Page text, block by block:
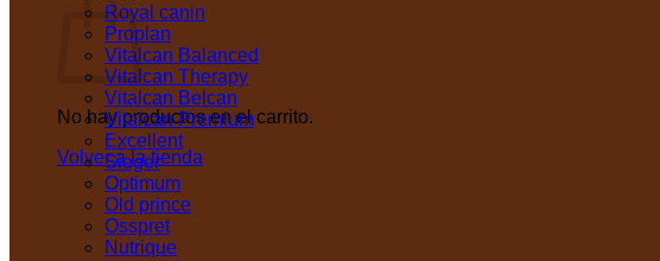
No hay productos en el carrito.
Volver a la tienda
Royal canin
Proplan
Vitalcan Balanced
Vitalcan Therapy
Vitalcan Belcan
Vitalcan Premium
Excellent
Sieger
Optimum
Old prince
Osspret
Nutrique